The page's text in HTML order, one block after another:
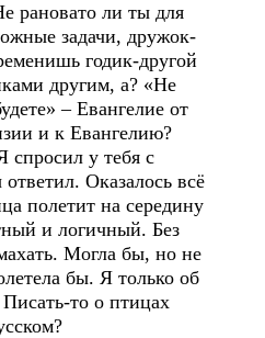
ли ты для
задачи, дружок-
годик-другой
другим, а? «Не
– Евангелие от
и к Евангелию?
у тебя с
Оказалось всё
полетит на середину
и логичный. Без
Могла бы, но не
бы. Я только об
то о птицах